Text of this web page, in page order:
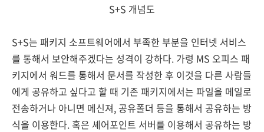
S+S 개념도
S+S는 패키지 소프트웨어에서 부족한 부분을 인터넷 서비스
를 통해서 보안해주겠다는 성격이 강하다. 가령 MS 오피스 패
키지에서 워드를 통해서 문서를 작성한 후 이것을 다른 사람들
에게 공유하고 싶다고 할 때 기존 패키지에서는 파일을 메일로
전송하거나 아니면 메신져, 공유폴더 등을 통해서 공유하는 방
식을 이용한다. 혹은 셰어포인트 서버를 이용해서 공유하는 방